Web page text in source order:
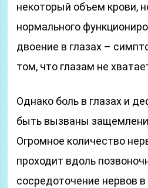
некоторый объем крови,
нормального
двоение в глазах –
том, что глазам не
Однако боль в глазах и
быть вызваны
Огромное количество
проходит вдоль
сосредоточение нервов